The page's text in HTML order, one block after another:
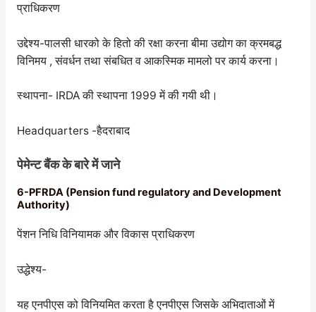
प्राधिकरण
उद्देश्य-पालसी धारको के हितो की रक्षा करना बीमा उद्योग का क्रमबद्ध
विनिमय , संवर्धन तथा संबधित व आकस्मिक मामलो पर कार्य करना।
स्थापना- IRDA की स्थापना 1999 में की गयी थी।
Headquarters -हैदराबाद
पेमेन्ट बैंक के बारे में जाने
6-PFRDA (Pension fund regulatory and Development
Authority)
पेंशन निधि विनियामक और विकास प्राधिकरण
उद्धेश्य-
यह एनपीएस को विनियमित करता है एनपीएस जिसके अभिदाताओं में